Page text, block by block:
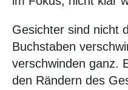
Gesichter sind nicht
Buchstaben
verschwinden ganz.
den Rändern des